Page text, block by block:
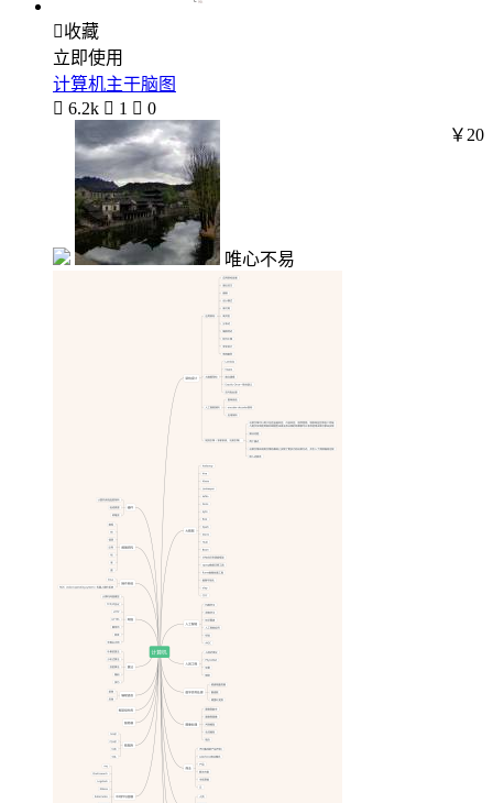
收藏
立即使用
计算机主干脑图
 6.2k  1  0
唯心不易
￥20